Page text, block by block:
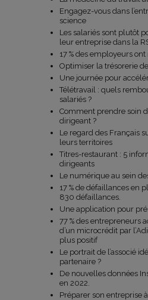
Engagez-vous dans
science
Les salariés sont plutôt
leur entreprise dans la
17 % des employeurs
Optimiser la trésorerie
Une journée pour
Télétravail : quels
salariés ?
Comment prendre soin
dirigeant ?
Le regard des Français
leurs territoires
Titres-restaurant : 5
dirigeants
Le numérique au sein
17 % de défaillances en
830 défaillances.
Une application pour
77 % des entrepreneurs
d’un microcrédit par
plus positif
Le portrait de l’associé
partenaire ?
De nouvelles données
en 2022.
Préparer son entreprise